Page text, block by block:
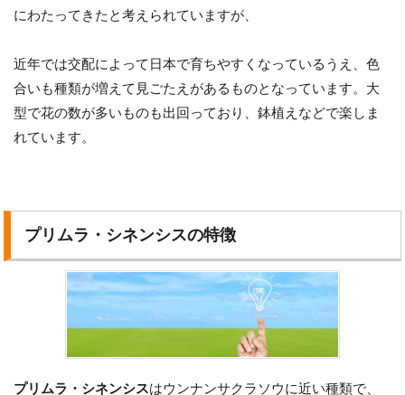
にわたってきたと考えられていますが、
近年では交配によって日本で育ちやすくなっているうえ、色
合いも種類が増えて見ごたえがあるものとなっています。大
型で花の数が多いものも出回っており、鉢植えなどで楽しま
れています。
プリムラ・シネンシスの特徴
プリムラ・シネンシスはウンナンサクラソウに近い種類で、